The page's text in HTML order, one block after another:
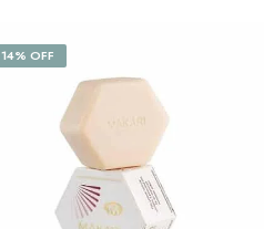
14% OFF